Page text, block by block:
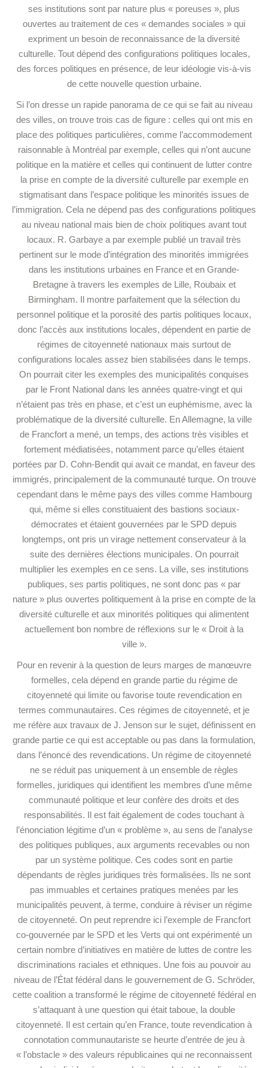
ses institutions sont par nature plus « poreuses », plus
ouvertes au traitement de ces « demandes sociales » qui
expriment un besoin de reconnaissance de la diversité
culturelle. Tout dépend des configurations politiques locales,
des forces politiques en présence, de leur idéologie vis-à-vis
de cette nouvelle question urbaine.
Si l’on dresse un rapide panorama de ce qui se fait au niveau
des villes, on trouve trois cas de figure : celles qui ont mis en
place des politiques particulières, comme l’accommodement
raisonnable à Montréal par exemple, celles qui n’ont aucune
politique en la matière et celles qui continuent de lutter contre
la prise en compte de la diversité culturelle par exemple en
stigmatisant dans l’espace politique les minorités issues de
l’immigration. Cela ne dépend pas des configurations politiques
au niveau national mais bien de choix politiques avant tout
locaux. R. Garbaye a par exemple publié un travail très
pertinent sur le mode d’intégration des minorités immigrées
dans les institutions urbaines en France et en Grande-
Bretagne à travers les exemples de Lille, Roubaix et
Birmingham. Il montre parfaitement que la sélection du
personnel politique et la porosité des partis politiques locaux,
donc l’accès aux institutions locales, dépendent en partie de
régimes de citoyenneté nationaux mais surtout de
configurations locales assez bien stabilisées dans le temps.
On pourrait citer les exemples des municipalités conquises
par le Front National dans les années quatre-vingt et qui
n’étaient pas très en phase, et c’est un euphémisme, avec la
problématique de la diversité culturelle. En Allemagne, la ville
de Francfort a mené, un temps, des actions très visibles et
fortement médiatisées, notamment parce qu’elles étaient
portées par D. Cohn-Bendit qui avait ce mandat, en faveur des
immigrés, principalement de la communauté turque. On trouve
cependant dans le même pays des villes comme Hambourg
qui, même si elles constituaient des bastions sociaux-
démocrates et étaient gouvernées par le SPD depuis
longtemps, ont pris un virage nettement conservateur à la
suite des dernières élections municipales. On pourrait
multiplier les exemples en ce sens. La ville, ses institutions
publiques, ses partis politiques, ne sont donc pas « par
nature » plus ouvertes politiquement à la prise en compte de la
diversité culturelle et aux minorités politiques qui alimentent
actuellement bon nombre de réflexions sur le « Droit à la
ville ».
Pour en revenir à la question de leurs marges de manœuvre
formelles, cela dépend en grande partie du régime de
citoyenneté qui limite ou favorise toute revendication en
termes communautaires. Ces régimes de citoyenneté, et je
me réfère aux travaux de J. Jenson sur le sujet, définissent en
grande partie ce qui est acceptable ou pas dans la formulation,
dans l’énoncé des revendications. Un régime de citoyenneté
ne se réduit pas uniquement à un ensemble de règles
formelles, juridiques qui identifient les membres d’une même
communauté politique et leur confère des droits et des
responsabilités. Il est fait également de codes touchant à
l’énonciation légitime d’un « problème », au sens de l’analyse
des politiques publiques, aux arguments recevables ou non
par un système politique. Ces codes sont en partie
dépendants de règles juridiques très formalisées. Ils ne sont
pas immuables et certaines pratiques menées par les
municipalités peuvent, à terme, conduire à réviser un régime
de citoyenneté. On peut reprendre ici l’exemple de Francfort
co-gouvernée par le SPD et les Verts qui ont expérimenté un
certain nombre d’initiatives en matière de luttes de contre les
discriminations raciales et ethniques. Une fois au pouvoir au
niveau de l’État fédéral dans le gouvernement de G. Schröder,
cette coalition a transformé le régime de citoyenneté fédéral en
s’attaquant à une question qui était taboue, la double
citoyenneté. Il est certain qu’en France, toute revendication à
connotation communautariste se heurte d’entrée de jeu à
« l’obstacle » des valeurs républicaines qui ne reconnaissent